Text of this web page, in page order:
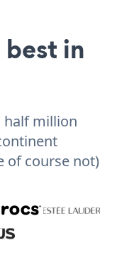
in
half million
of course not)